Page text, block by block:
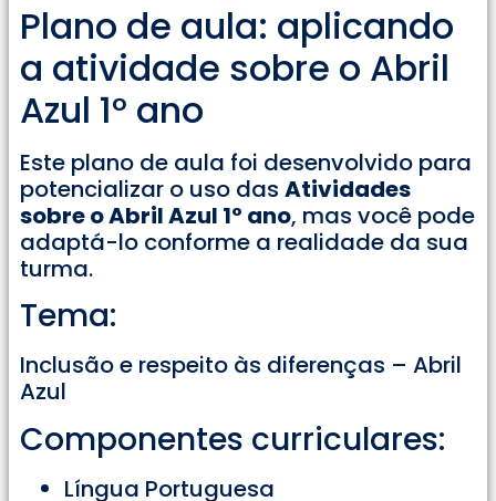
Plano de aula: aplicando
a atividade sobre o Abril
Azul 1° ano
Este plano de aula foi desenvolvido para
potencializar o uso das Atividades
sobre o Abril Azul 1° ano, mas você pode
adaptá-lo conforme a realidade da sua
turma.
Tema:
Inclusão e respeito às diferenças – Abril
Azul
Componentes curriculares:
Língua Portuguesa